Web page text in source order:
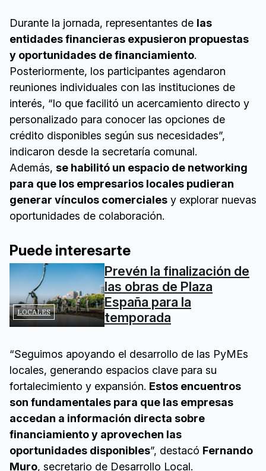
Durante la jornada, representantes de las
entidades financieras expusieron propuestas
y oportunidades de financiamiento.
Posteriormente, los participantes agendaron
reuniones individuales con las instituciones de
interés, “lo que facilitó un acercamiento directo y
personalizado para conocer las opciones de
crédito disponibles según sus necesidades”,
indicaron desde la secretaría comunal.
Además, se habilitó un espacio de networking
para que los empresarios locales pudieran
generar vínculos comerciales y explorar nuevas
oportunidades de colaboración.
Puede interesarte
LOCALES
Prevén la finalización de
las obras de Plaza
España para la
temporada
“Seguimos apoyando el desarrollo de las PyMEs
locales, generando espacios clave para su
fortalecimiento y expansión. Estos encuentros
son fundamentales para que las empresas
accedan a información directa sobre
financiamiento y aprovechen las
oportunidades disponibles”, destacó Fernando
Muro, secretario de Desarrollo Local.